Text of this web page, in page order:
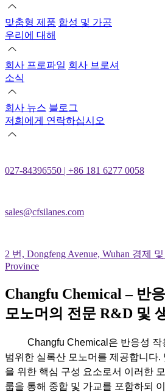
맞춤형 제품 합성 및 가공
우리에 대해
회사 프로파일 회사 브로셔
소식
회사 뉴스 블로그
저희에게 연락하십시오
027-84396550 | +86 181 6277 0058
sales@cfsilanes.com
2 번, Dongfeng Avenue, Wuhan 경제
Province
Changfu Chemical – 반
모노머의 전문 R&D 및
Changfu Chemical은 반응성
범위한 실록산 모노머를 제공합니다.
을 위한 핵심 구성 요소로서 이러한
룹을 통해 중합 및 가교를 포함하되